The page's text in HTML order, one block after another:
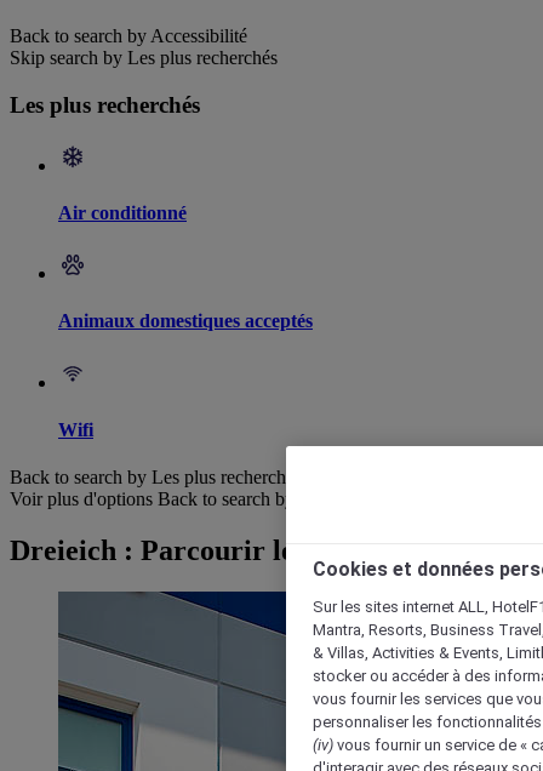
Back to search by Accessibilité
Skip search by Les plus recherchés
Les plus recherchés
Air conditionné
Animaux domestiques acceptés
Wifi
Back to search by Les plus recherchés
Voir plus d'options Back to search by categories
Dreieich : Parcourir les hôtels
Cookies et données
Sur les sites internet ALL,
Mantra, Resorts, Business
& Villas, Activities & Events,
stocker ou accéder à des
vous fournir les services que
personnaliser les
(iv) vous fournir un service de «